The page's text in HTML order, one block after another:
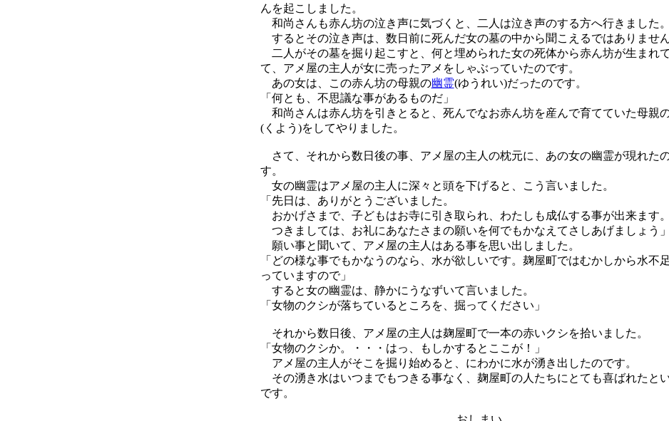
んを起こしました。
和尚さんも赤ん坊の泣き声に気づくと、二人は泣き声のする方へ行きました。
するとその泣き声は、数日前に死んだ女の墓の中から聞こえるではありません
二人がその墓を掘り起こすと、何と埋められた女の死体から赤ん坊が生まれ
て、アメ屋の主人が女に売ったアメをしゃぶっていたのです。
あの女は、この赤ん坊の母親の幽霊(ゆうれい)だったのです。
「何とも、不思議な事があるものだ」
和尚さんは赤ん坊を引きとると、死んでなお赤ん坊を産んで育てていた母親
(くよう)をしてやりました。
さて、それから数日後の事、アメ屋の主人の枕元に、あの女の幽霊が現れた
す。
女の幽霊はアメ屋の主人に深々と頭を下げると、こう言いました。
「先日は、ありがとうございました。
おかげさまで、子どもはお寺に引き取られ、わたしも成仏する事が出来ます。
つきましては、お礼にあなたさまの願いを何でもかなえてさしあげましょう」
願い事と聞いて、アメ屋の主人はある事を思い出しました。
「どの様な事でもかなうのなら、水が欲しいです。麹屋町ではむかしから水不
っていますので」
すると女の幽霊は、静かにうなずいて言いました。
「女物のクシが落ちているところを、掘ってください」
それから数日後、アメ屋の主人は麹屋町で一本の赤いクシを拾いました。
「女物のクシか。・・・はっ、もしかするとここが！」
アメ屋の主人がそこを掘り始めると、にわかに水が湧き出したのです。
その湧き水はいつまでもつきる事なく、麹屋町の人たちにとても喜ばれたと
です。